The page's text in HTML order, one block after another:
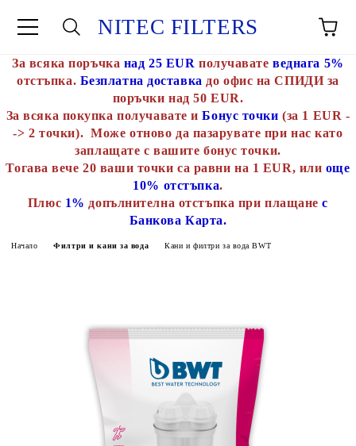
NITEC FILTERS
За всяка поръчка над 25 EUR получавате веднага 5%
отстъпка. Безплатна доставка до офис на СПИДИ за
поръчки над 50 EUR.
За всяка покупка получавате иБонус точки (за 1 EUR -
-> 2 точки). Може отново да пазарувате при нас като
заплащате с вашите бонус точки.
Тогава вече 20 ваши точки са равни на 1 EUR, или още
10% отстъпка.
Плюс 1% допълнителна отстъпка при плащанес
Банкова Карта.
Начало Филтри и кани за вода Кани и филтри за вода BWT